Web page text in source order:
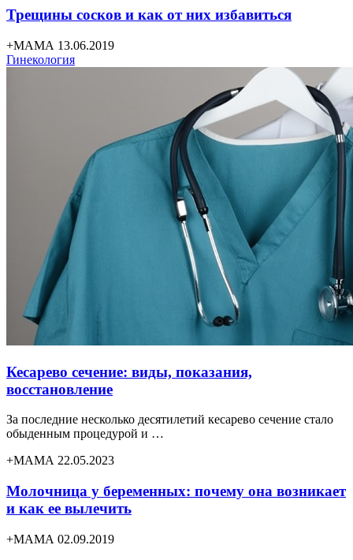
Трещины сосков и как от них избавиться
+МАМА 13.06.2019
Гинекология
Кесарево сечение: виды, показания,
восстановление
За последние несколько десятилетий кесарево сечение стало
обыденным процедурой и …
+МАМА 22.05.2023
Молочница у беременных: почему она возникает
и как ее вылечить
+МАМА 02.09.2019